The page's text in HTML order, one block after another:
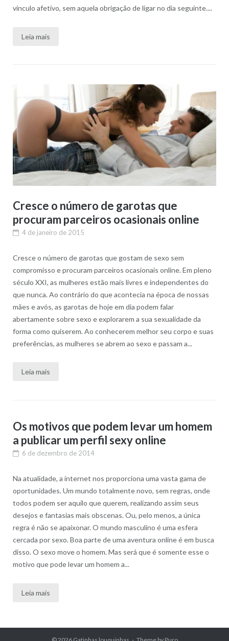
vínculo afetivo, sem aquela obrigação de ligar no dia seguinte....
Leia mais
Cresce o número de garotas que
procuram parceiros ocasionais online
4 de janeiro de 2015
Cresce o número de garotas que gostam de sexo sem
compromisso e procuram parceiros ocasionais online. Em pleno
século XXI, as mulheres estão mais livres e independentes do
que nunca. Ao contrário do que acontecia na época de nossas
mães e avós, as garotas de hoje em dia podem falar
abertamente sobre sexo e explorarem a sua sexualidade da
forma como quiserem. Ao conhecerem melhor seu corpo e suas
preferências, as mulheres se abrem ao sexo e passam a...
Leia mais
Os motivos que podem levar um homem
a publicar um perfil sexy online
6 de dezembro de 2014
Na atualidade, a internet nos proporciona uma vasta gama de
oportunidades. Um mundo totalmente novo, sem regras, onde
todos podem ser aquilo que querem, realizando assim seus
desejos e fantasias mais obscenas. Ou, pelo menos, a única
regra é não se apaixonar. O mundo masculino é uma esfera
cercada por sexo. Boa parte de uma aventura online é em busca
disso. O sexo move o homem. Mas será que é somente esse o
motivo que pode levar um homem a...
Leia mais